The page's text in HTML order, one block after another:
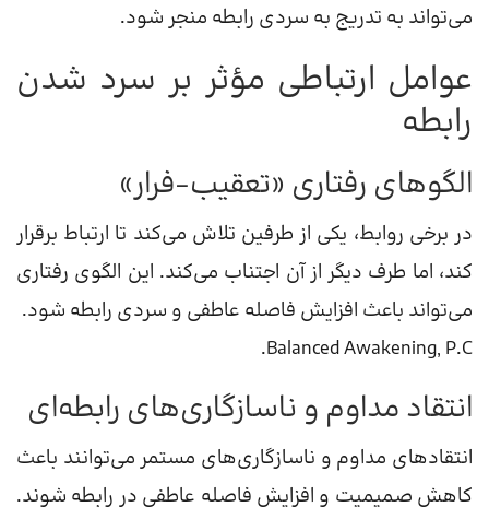
می‌تواند به تدریج به سردی رابطه منجر شود.
عوامل ارتباطی مؤثر بر سرد شدن
رابطه
الگوهای رفتاری «تعقیب-فرار»
در برخی روابط، یکی از طرفین تلاش می‌کند تا ارتباط برقرار
کند، اما طرف دیگر از آن اجتناب می‌کند. این الگوی رفتاری
می‌تواند باعث افزایش فاصله عاطفی و سردی رابطه شود.
Balanced Awakening, P.C.
انتقاد مداوم و ناسازگاری‌های رابطه‌ای
انتقادهای مداوم و ناسازگاری‌های مستمر می‌توانند باعث
کاهش صمیمیت و افزایش فاصله عاطفی در رابطه شوند.